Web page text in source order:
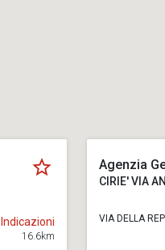
Indicazioni
16.6km
Agenzia
CIRIE' VIA
VIA DELLA